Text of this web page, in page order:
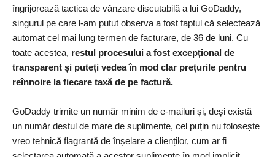
îngrijorează tactica de vânzare discutabilă a lui GoDaddy,
singurul pe care l-am putut observa a fost faptul că selectează
automat cel mai lung termen de facturare, de 36 de luni. Cu
toate acestea, restul procesului a fost excepțional de
transparent și puteți vedea în mod clar prețurile pentru
reînnoire la fiecare taxă de pe factură.
GoDaddy trimite un număr minim de e-mailuri și, deși există
un număr destul de mare de suplimente, cel puțin nu folosește
vreo tehnică flagrantă de înșelare a clienților, cum ar fi